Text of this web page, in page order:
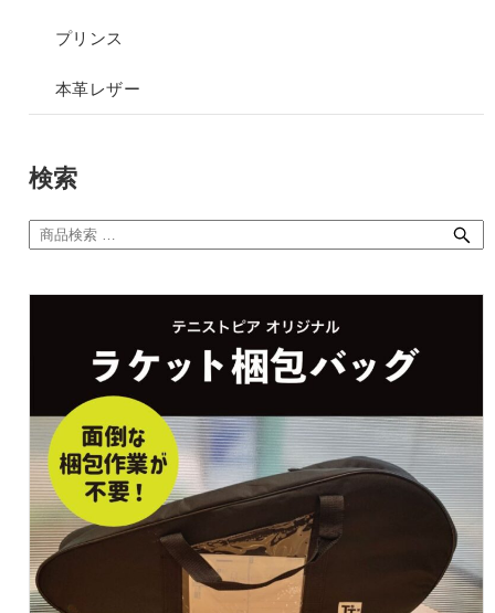
プリンス
本革レザー
検索
検
索